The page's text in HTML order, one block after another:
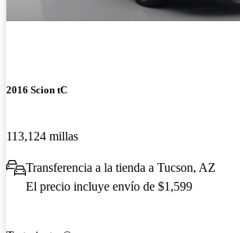
2016 Scion tC
113,124 millas
Transferencia a la tienda a Tucson, AZ
El precio incluye envío de $1,599